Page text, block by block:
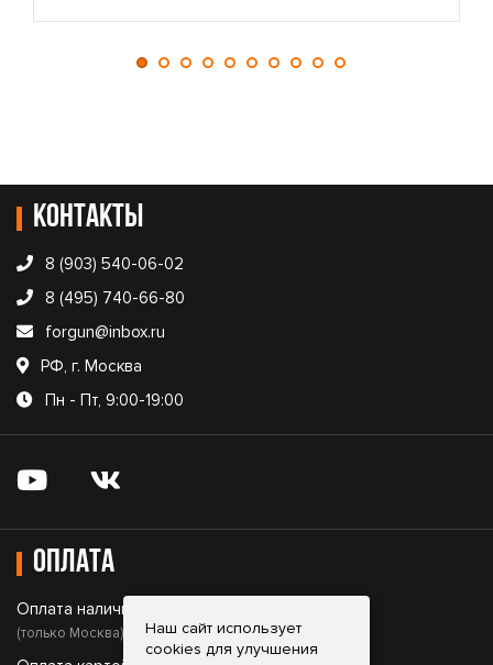
Контакты
8 (903) 540-06-02
8 (495) 740-66-80
forgun@inbox.ru
РФ, г. Москва
Пн - Пт, 9:00-19:00
Оплата
Оплата наличными;
(только Москва)
Наш сайт использует
cookies для улучшения